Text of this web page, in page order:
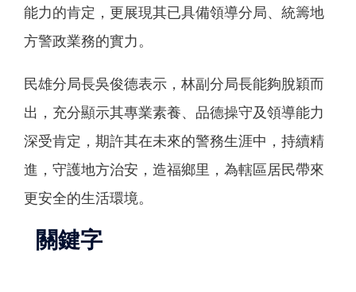
能力的肯定，更展現其已具備領導分局、統籌地
方警政業務的實力。
民雄分局長吳俊德表示，林副分局長能夠脫穎而
出，充分顯示其專業素養、品德操守及領導能力
深受肯定，期許其在未來的警務生涯中，持續精
進，守護地方治安，造福鄉里，為轄區居民帶來
更安全的生活環境。
關鍵字